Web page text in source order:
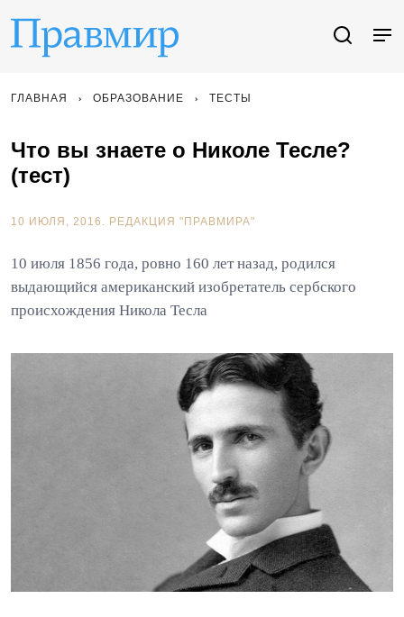
ГЛАВНАЯ ОБРАЗОВАНИЕ ТЕСТЫ
Что вы знаете о Николе Тесле?
(тест)
10 ИЮЛЯ, 2016. РЕДАКЦИЯ "ПРАВМИРА"
10 июля 1856 года, ровно 160 лет назад, родился
выдающийся американский изобретатель сербского
происхождения Никола Тесла